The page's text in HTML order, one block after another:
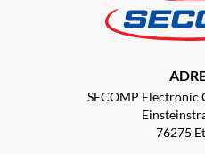
SECOMP Electronic
76275